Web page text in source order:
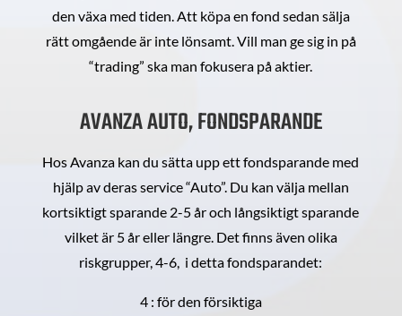
den växa med tiden. Att köpa en fond sedan sälja
rätt omgående är inte lönsamt. Vill man ge sig in på
“trading” ska man fokusera på aktier.
AVANZA AUTO, FONDSPARANDE
Hos Avanza kan du sätta upp ett fondsparande med
hjälp av deras service “Auto”. Du kan välja mellan
kortsiktigt sparande 2-5 år och långsiktigt sparande
vilket är 5 år eller längre. Det finns även olika
riskgrupper, 4-6, i detta fondsparandet:
4 : för den försiktiga